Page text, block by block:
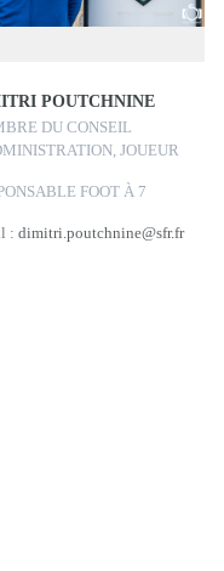
POUTCHNINE
DU CONSEIL
JOUEUR
FOOT À 7
: dimitri.poutchnine@sfr.fr